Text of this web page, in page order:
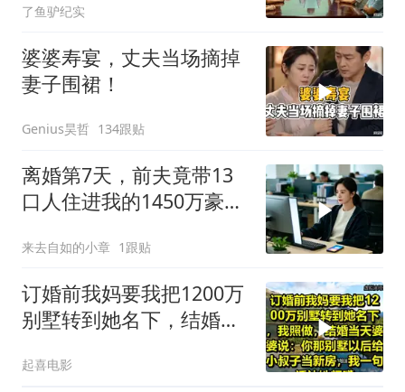
了鱼驴纪实
婆婆寿宴，丈夫当场摘掉
妻子围裙！
Genius昊哲 134跟贴
离婚第7天，前夫竟带13
口人住进我的1450万豪
来去自如的小章 1跟贴
订婚前我妈要我把1200万
别墅转到她名下，结婚当
叔子当新房
起喜电影